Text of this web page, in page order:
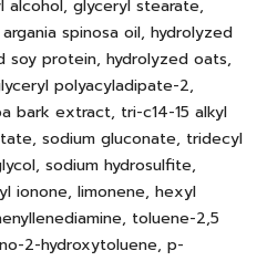
alcohol, glyceryl stearate,
spinosa oil, hydrolyzed
soy protein, hydrolyzed oats,
polyacyladipate-2,
bark extract, tri-c14-15 alkyl
sodium gluconate, tridecyl
sodium hydrosulfite,
ionone, limonene, hexyl
toluene-2,5
2-hydroxytoluene, p-